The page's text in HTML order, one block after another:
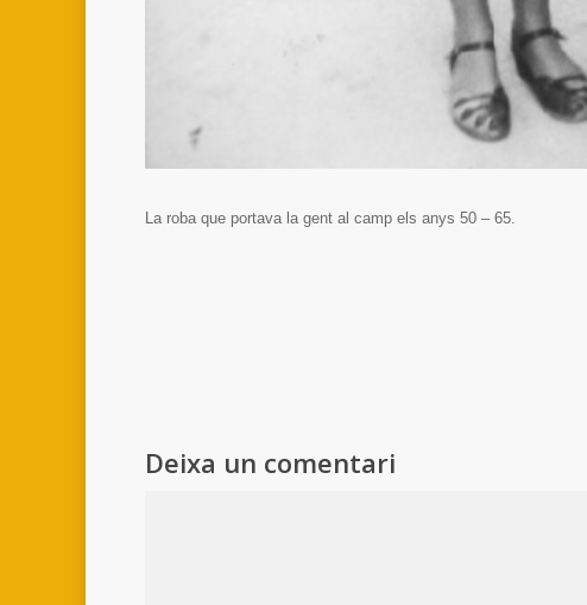
La roba que portava la gent al camp els anys 50 – 65.
Deixa un comentari